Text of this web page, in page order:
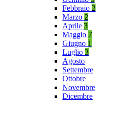
Febbraio 2
Marzo 2
Aprile 3
Maggio 7
Giugno 1
Luglio 3
Agosto
Settembre
Ottobre
Novembre
Dicembre